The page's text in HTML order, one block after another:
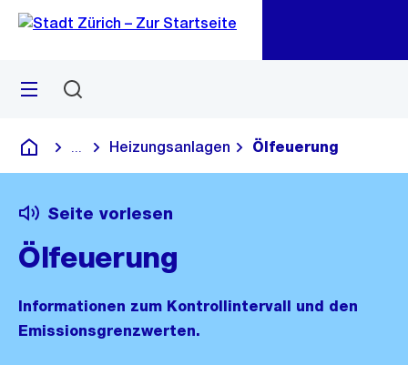
Navigation
Sprunglink
Menü
Deutsch
Blende alle Breadcrumbs ein
Heizungsanlagen Ölfeuerung
Seite vorlesen
Ölfeuerung
Informationen zum Kontrollintervall und den
Emissionsgrenzwerten.